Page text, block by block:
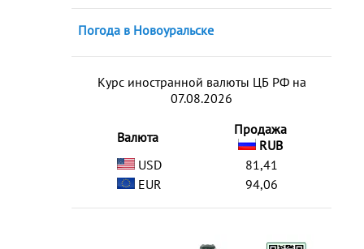
Погода в Новоуральске
Курс иностранной валюты ЦБ РФ на
07.08.2026
Валюта
Продажа
RUB
USD
81,41
EUR
94,06